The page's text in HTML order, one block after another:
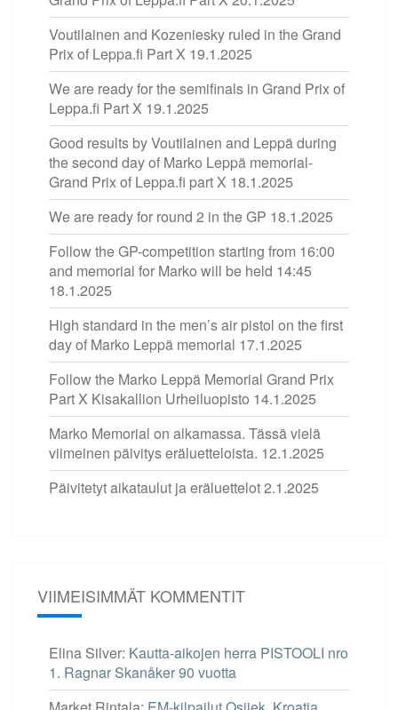
Voutilainen and Kozeniesky ruled in the Grand
Prix of Leppa.fi Part X 19.1.2025
We are ready for the semifinals in Grand Prix of
Leppa.fi Part X 19.1.2025
Good results by Voutilainen and Leppä during
the second day of Marko Leppä memorial-
Grand Prix of Leppa.fi part X 18.1.2025
We are ready for round 2 in the GP 18.1.2025
Follow the GP-competition starting from 16:00
and memorial for Marko will be held 14:45
18.1.2025
High standard in the men’s air pistol on the first
day of Marko Leppä memorial 17.1.2025
Follow the Marko Leppä Memorial Grand Prix
Part X Kisakallion Urheiluopisto 14.1.2025
Marko Memorial on alkamassa. Tässä vielä
viimeinen päivitys eräluetteloista. 12.1.2025
Päivitetyt aikataulut ja eräluettelot2.1.2025
VIIMEISIMMÄT KOMMENTIT
Elina Silver: Kautta-aikojen herra PISTOOLI nro
1. Ragnar Skanåker 90 vuotta